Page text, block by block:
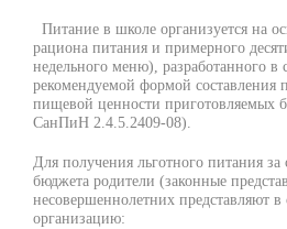
Питание в школе организуется на
рациона питания и примерного
недельного меню), разработанного в
рекомендуемой формой
пищевой ценности
СанПиН 2.4.5.2409-08).
Для получения льготного питания за
бюджета родители (законные
несовершеннолетних представляют
организацию: